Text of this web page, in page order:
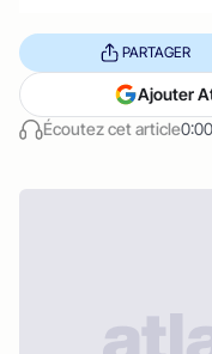
Écoutez cet article
PARTAGER
Ajouter